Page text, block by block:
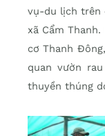
vụ-du lịch trên
xã Cẩm
cơ Thanh
quan vườn
thuyền thúng